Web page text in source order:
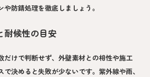
防錆処理を徹底しましょう。
耐候性の目安
だけで判断せず、外壁素材との相性や施工
で決めると失敗が少ないです。紫外線や雨、